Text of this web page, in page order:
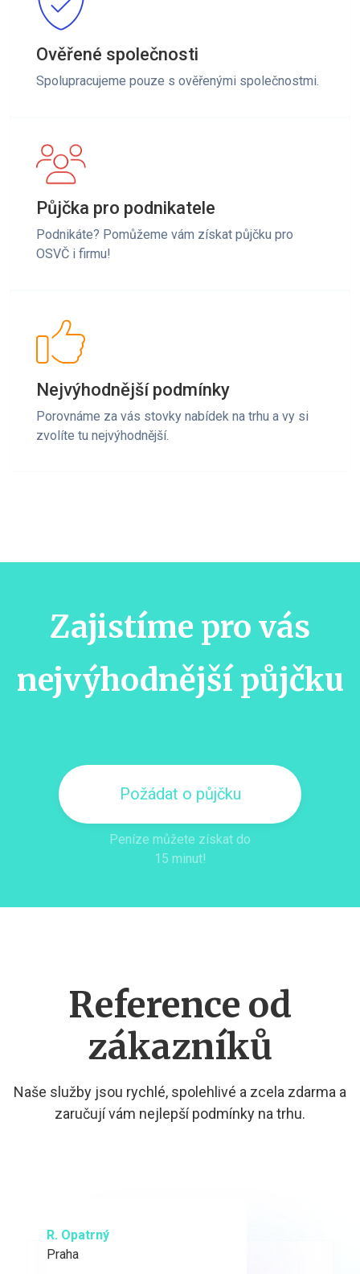
Ověřené společnosti
Spolupracujeme pouze s ověřenými společnostmi.
Půjčka pro podnikatele
Podnikáte? Pomůžeme vám získat půjčku pro
OSVČ i firmu!
Nejvýhodnější podmínky
Porovnáme za vás stovky nabídek na trhu a vy si
zvolíte tu nejvýhodnější.
Zajistíme pro vás
nejvýhodnější půjčku
Požádat o půjčku
Peníze můžete získat do
15 minut!
Reference od
zákazníků
Naše služby jsou rychlé, spolehlivé a zcela zdarma a
zaručují vám nejlepší podmínky na trhu.
R. Opatrný
Praha
K. Novák
Brno